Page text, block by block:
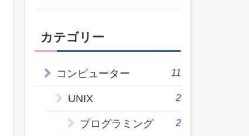
カテゴリー
コンピューター 11
UNIX 2
プログラミング 2